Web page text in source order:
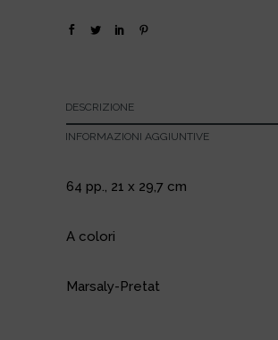
DESCRIZIONE
INFORMAZIONI AGGIUNTIVE
64 pp., 21 x 29,7 cm
A colori
Marsaly-Pretat